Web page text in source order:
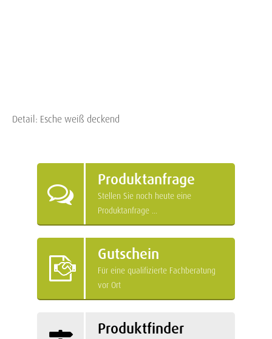
Detail: Esche weiß deckend
Produktanfrage
Stellen Sie noch heute eine
Produktanfrage ...
Gutschein
Für eine qualifizierte Fachberatung
vor Ort
Produktfinder